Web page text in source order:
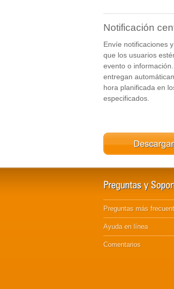
Notificación
Envíe notificaciones
que los usuarios
evento o
entregan
hora planificada en
especificados.
Preguntas más
Ayuda en línea
Comentarios